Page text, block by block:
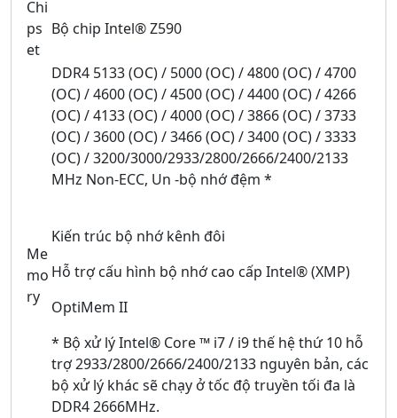
Chi
ps
et
Bộ chip Intel® Z590
Me
mo
ry
DDR4 5133 (OC) / 5000 (OC) / 4800 (OC) / 4700
(OC) / 4600 (OC) / 4500 (OC) / 4400 (OC) / 4266
(OC) / 4133 (OC) / 4000 (OC) / 3866 (OC) / 3733
(OC) / 3600 (OC) / 3466 (OC) / 3400 (OC) / 3333
(OC) / 3200/3000/2933/2800/2666/2400/2133
MHz Non-ECC, Un -bộ nhớ đệm *
Kiến trúc bộ nhớ kênh đôi
Hỗ trợ cấu hình bộ nhớ cao cấp Intel® (XMP)
OptiMem II
* Bộ xử lý Intel® Core ™ i7 / i9 thế hệ thứ 10 hỗ
trợ 2933/2800/2666/2400/2133 nguyên bản, các
bộ xử lý khác sẽ chạy ở tốc độ truyền tối đa là
DDR4 2666MHz.